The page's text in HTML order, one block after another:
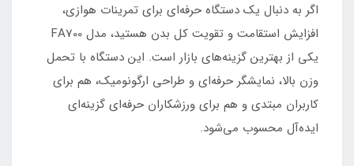
اگر به دنبال یک دستگاه حرفه‌ای برای تمرینات هوازی،
افزایش استقامت و تقویت کل بدن هستید، مدل FA700
یکی از بهترین گزینه‌های بازار است. این دستگاه با تحمل
وزن بالا، نمایشگر حرفه‌ای و طراحی ارگونومیک، هم برای
کاربران مبتدی و هم برای ورزشکاران حرفه‌ای گزینه‌ای
ایده‌آل محسوب می‌شود.